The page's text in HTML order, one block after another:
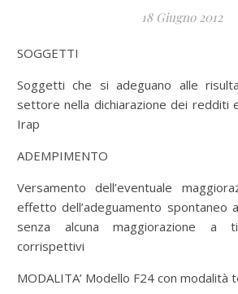
18 Giugno 2012
SOGGETTI
Soggetti che si adeguano alle
settore nella dichiarazione dei redditi
Irap
ADEMPIMENTO
Versamento dell’eventuale
effetto dell’adeguamento spontaneo
senza alcuna maggiorazione a
corrispettivi
MODALITA’ Modello F24 con modalità